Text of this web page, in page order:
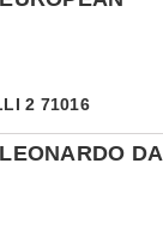
2 71016
DA